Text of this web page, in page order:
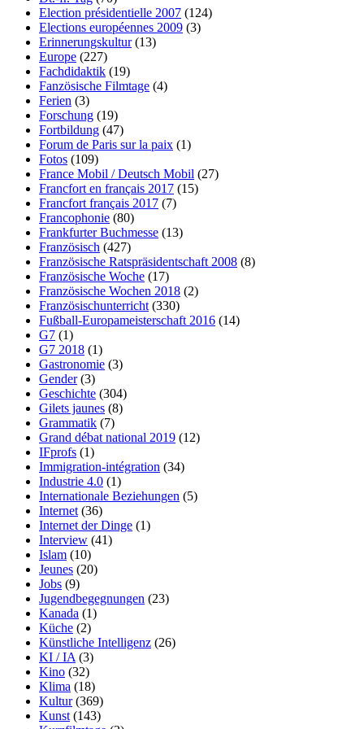
Election présidentielle 2007 (124)
Elections européennes 2009 (3)
Erinnerungskultur(13)
Europe (227)
Fachdidaktik (19)
Fanzösische Filmtage (4)
Ferien (3)
Forschung (19)
Fortbildung (47)
Forum de Paris sur la paix (1)
Fotos (109)
France Mobil / Deutsch Mobil (27)
Francfort en français 2017 (15)
Francfort français 2017 (7)
Francophonie (80)
Frankfurter Buchmesse (13)
Französisch (427)
Französische Ratspräsidentschaft 2008 (8)
Französische Woche (17)
Französische Wochen 2018 (2)
Französischunterricht (330)
Fußball-Europameisterschaft 2016 (14)
G7 (1)
G7 2018 (1)
Gastronomie (3)
Gender(3)
Geschichte (304)
Gilets jaunes (8)
Grammatik (7)
Grand débat national 2019 (12)
IFprofs (1)
Immigration-intégration (34)
Industrie 4.0 (1)
Internationale Beziehungen (5)
Internet (36)
Internet der Dinge (1)
Interview (41)
Islam (10)
Jeunes (20)
Jobs (9)
Jugendbegegnungen (23)
Kanada (1)
Küche (2)
Künstliche Intelligenz (26)
KI / IA (3)
Kino (32)
Klima (18)
Kultur(369)
Kunst (143)